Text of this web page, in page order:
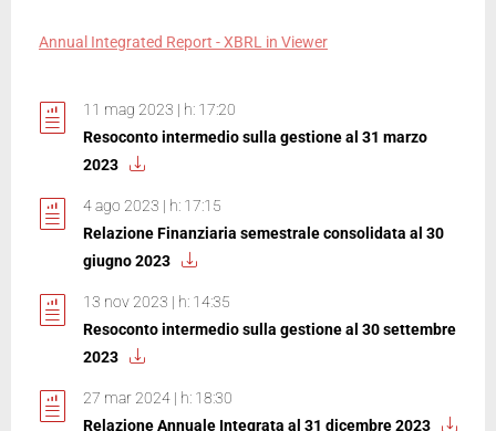
Annual Integrated Report - XBRL in Viewer
11 mag 2023 | h: 17:20
Resoconto intermedio sulla gestione al 31 marzo
2023
4 ago 2023 | h: 17:15
Relazione Finanziaria semestrale consolidata al 30
giugno 2023
13 nov 2023 | h: 14:35
Resoconto intermedio sulla gestione al 30 settembre
2023
27 mar 2024 | h: 18:30
Relazione Annuale Integrata al 31 dicembre 2023